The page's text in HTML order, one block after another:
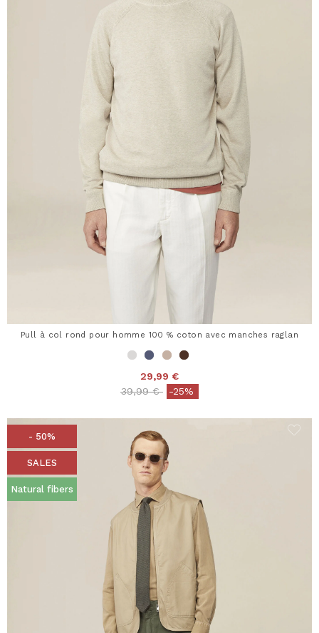
Pull à col rond pour homme 100 % coton avec manches raglan
29,99 €
Price reduced from
39,99 €to-25%
- 50%
SALES
Natural fibers